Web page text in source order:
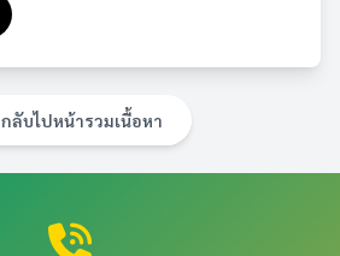
กลับไปหน้ารวมเนื้อหา